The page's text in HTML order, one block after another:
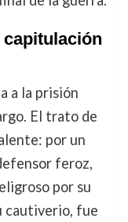
a la prisión
El trato de
por un
feroz,
por su
cautiverio, fue